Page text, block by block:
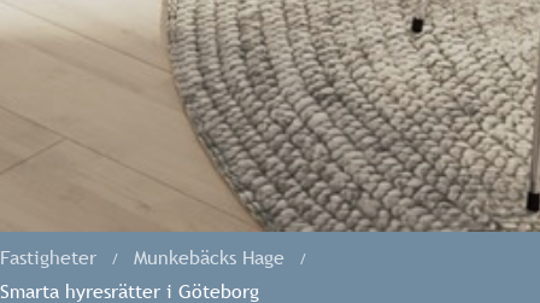
Fastigheter
Munkebäcks Hage
Smarta hyresrätter i Göteborg